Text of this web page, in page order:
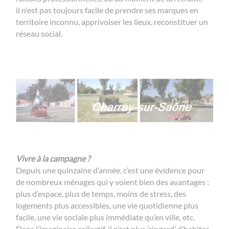
il n'est pas toujours facile de prendre ses marques en
territoire inconnu, apprivoiser les lieux, reconstituer un
réseau social.
Vivre à la campagne ?
Depuis une quinzaine d’année, c’est une évidence pour
de nombreux ménages qui y voient bien des avantages :
plus d’espace, plus de temps, moins de stress, des
logements plus accessibles, une vie quotidienne plus
facile, une vie sociale plus immédiate qu’en ville, etc.